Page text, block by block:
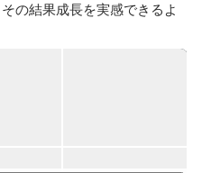
の結果成長を実感できるよ